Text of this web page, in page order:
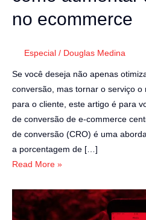
no ecommerce
Especial / Douglas Medina
Se você deseja não apenas
conversão, mas tornar o serviço o
para o cliente, este artigo é para
de conversão de e-commerce
de conversão (CRO) é uma
a porcentagem de […]
Read More »
[ESPECIAL]
Redes